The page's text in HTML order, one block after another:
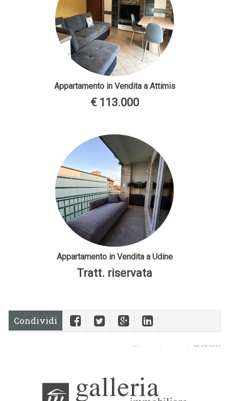
Appartamento in Vendita a Attimis
€ 113.000
Appartamento in Vendita a Udine
Tratt. riservata
Condividi
Ultimo aggiornamento 23-05-2026